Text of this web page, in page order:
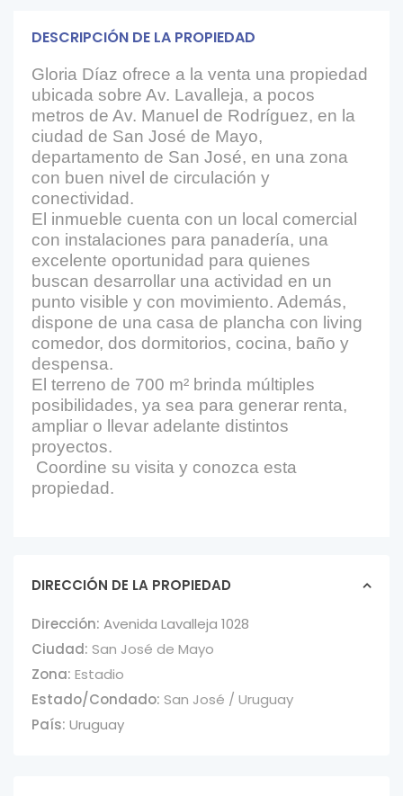
DESCRIPCIÓN DE LA PROPIEDAD
Gloria Díaz ofrece a la venta una propiedad
ubicada sobre Av. Lavalleja, a pocos
metros de Av. Manuel de Rodríguez, en la
ciudad de San José de Mayo,
departamento de San José, en una zona
con buen nivel de circulación y
conectividad.
El inmueble cuenta con un local comercial
con instalaciones para panadería, una
excelente oportunidad para quienes
buscan desarrollar una actividad en un
punto visible y con movimiento. Además,
dispone de una casa de plancha con living
comedor, dos dormitorios, cocina, baño y
despensa.
El terreno de 700 m² brinda múltiples
posibilidades, ya sea para generar renta,
ampliar o llevar adelante distintos
proyectos.
Coordine su visita y conozca esta
propiedad.
DIRECCIÓN DE LA PROPIEDAD
Dirección: Avenida Lavalleja 1028
Ciudad: San José de Mayo
Zona: Estadio
Estado/Condado: San José / Uruguay
País: Uruguay